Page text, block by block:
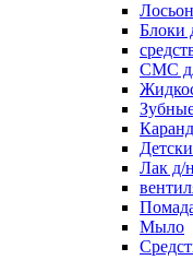
Блоки
СМС
Лак д/
Мыло